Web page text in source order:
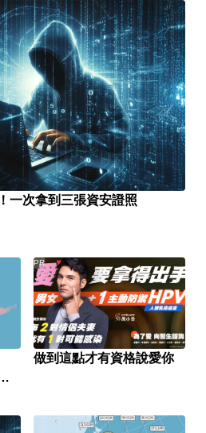
一次拿到三張資安證照
做到這點才有資格說愛你
PR